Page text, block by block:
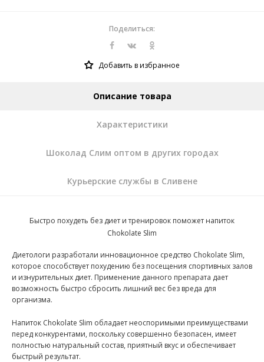
Поделиться:
Добавить в избранное
Описание товара
Характеристики
Шоколад Слим оптом в других городах
Курьерские службы в Сливене
Быстро похудеть без диет и тренировок поможет напиток
Chokolate Slim
Диетологи разработали инновационное средство Chokolate Slim,
которое способствует похудению без посещения спортивных залов
и изнурительных диет. Применение данного препарата дает
возможность быстро сбросить лишний вес без вреда для
организма.
Напиток Chokolate Slim обладает неоспоримыми преимуществами
перед конкурентами, поскольку совершенно безопасен, имеет
полностью натуральный состав, приятный вкус и обеспечивает
быстрый результат.